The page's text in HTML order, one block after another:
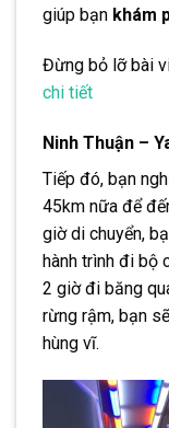
giúp bạn khám
Đừng bỏ lỡ bài
chi tiết
Ninh Thuận –
Tiếp đó, bạn
45km nữa để
giờ di chuyển,
hành trình đi bộ
2 giờ đi băng
rừng rậm, bạn
hùng vĩ.